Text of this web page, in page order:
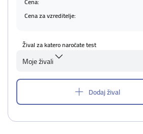
Cena za vzreditelje:
Žival za katero naročate test
Moje živali
Dodaj žival